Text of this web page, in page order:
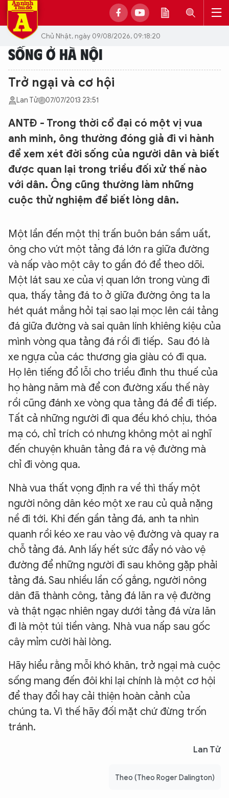
Chủ Nhật, ngày 09/08/2026, 09:18:20
SỐNG Ở HÀ NỘI
Trở ngại và cơ hội
Lan Tử 07/07/2013 23:51
ANTĐ - Trong thời cổ đại có một vị vua
anh minh, ông thường đóng giả đi vi hành
để xem xét đời sống của người dân và biết
được quan lại trong triều đối xử thế nào
với dân. Ông cũng thường làm những
cuộc thử nghiệm để biết lòng dân.
Một lần đến một thị trấn buôn bán sầm uất,
ông cho vứt một tảng đá lớn ra giữa đường
và nấp vào một cây to gần đó để theo dõi.
Một lát sau xe của vị quan lớn trong vùng đi
qua, thấy tảng đá to ở giữa đường ông ta la
hét quát mắng hỏi tại sao lại mọc lên cái tảng
đá giữa đường và sai quân lính khiêng kiệu của
mình vòng qua tảng đá rồi đi tiếp. Sau đó là
xe ngựa của các thương gia giàu có đi qua.
Họ lên tiếng đổ lỗi cho triều đình thu thuế của
họ hàng năm mà để con đường xấu thế này
rồi cũng đánh xe vòng qua tảng đá để đi tiếp.
Tất cả những người đi qua đều khó chịu, thóa
mạ có, chỉ trích có nhưng không một ai nghĩ
đến chuyện khuân tảng đá ra vệ đường mà
chỉ đi vòng qua.
Nhà vua thất vọng định ra về thì thấy một
người nông dân kéo một xe rau củ quả nặng
nề đi tới. Khi đến gần tảng đá, anh ta nhìn
quanh rồi kéo xe rau vào vệ đường và quay ra
chỗ tảng đá. Anh lấy hết sức đẩy nó vào vệ
đường để những người đi sau không gặp phải
tảng đá. Sau nhiều lần cố gắng, người nông
dân đã thành công, tảng đá lăn ra vệ đường
và thật ngạc nhiên ngay dưới tảng đá vừa lăn
đi là một túi tiền vàng. Nhà vua nấp sau gốc
cây mỉm cười hài lòng.
Hãy hiểu rằng mỗi khó khăn, trở ngại mà cuộc
sống mang đến đôi khi lại chính là một cơ hội
để thay đổi hay cải thiện hoàn cảnh của
chúng ta. Vì thế hãy đối mặt chứ đừng trốn
tránh.
Lan Tử
Theo (Theo Roger Dalington)